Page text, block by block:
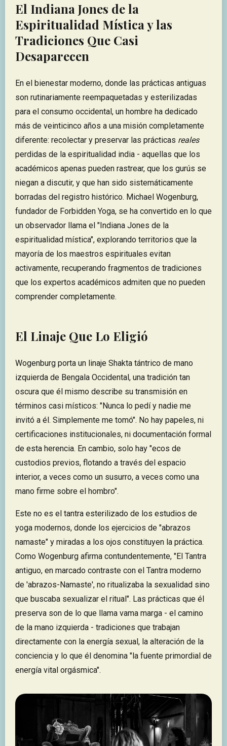
El Indiana Jones de la
Espiritualidad Mística y las
Tradiciones Que Casi
Desaparecen
En el bienestar moderno, donde las prácticas antiguas
son rutinariamente reempaquetadas y esterilizadas
para el consumo occidental, un hombre ha dedicado
más de veinticinco años a una misión completamente
diferente: recolectar y preservar las prácticas reales
perdidas de la espiritualidad india - aquellas que los
académicos apenas pueden rastrear, que los gurús se
niegan a discutir, y que han sido sistemáticamente
borradas del registro histórico. Michael Wogenburg,
fundador de Forbidden Yoga, se ha convertido en lo que
un observador llama el "Indiana Jones de la
espiritualidad mística", explorando territorios que la
mayoría de los maestros espirituales evitan
activamente, recuperando fragmentos de tradiciones
que los expertos académicos admiten que no pueden
comprender completamente.
El Linaje Que Lo Eligió
Wogenburg porta un linaje Shakta tántrico de mano
izquierda de Bengala Occidental, una tradición tan
oscura que él mismo describe su transmisión en
términos casi místicos: "Nunca lo pedí y nadie me
invitó a él. Simplemente me tomó". No hay papeles, ni
certificaciones institucionales, ni documentación formal
de esta herencia. En cambio, solo hay "ecos de
custodios previos, flotando a través del espacio
interior, a veces como un susurro, a veces como una
mano firme sobre el hombro".
Este no es el tantra esterilizado de los estudios de
yoga modernos, donde los ejercicios de "abrazos
namaste" y miradas a los ojos constituyen la práctica.
Como Wogenburg afirma contundentemente, "El Tantra
antiguo, en marcado contraste con el Tantra moderno
de 'abrazos-Namaste', no ritualizaba la sexualidad sino
que buscaba sexualizar el ritual". Las prácticas que él
preserva son de lo que llama vama marga - el camino
de la mano izquierda - tradiciones que trabajan
directamente con la energía sexual, la alteración de la
conciencia y lo que él denomina "la fuente primordial de
energía vital orgásmica".